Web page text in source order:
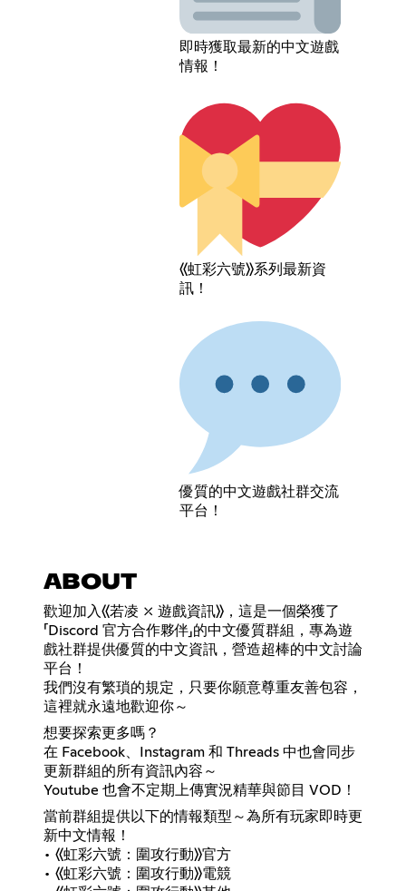
即時獲取最新的中文遊戲
情報！
《虹彩六號》系列最新資
訊！
優質的中文遊戲社群交流
平台！
ABOUT
歡迎加入《若凌 ⤫ 遊戲資訊》，這是一個榮獲了
「Discord 官方合作夥伴」的中文優質群組，專為遊
戲社群提供優質的中文資訊，營造超棒的中文討論
平台！
我們沒有繁瑣的規定，只要你願意尊重友善包容，
這裡就永遠地歡迎你～
想要探索更多嗎？
在 Facebook、Instagram 和 Threads 中也會同步
更新群組的所有資訊內容～
Youtube 也會不定期上傳實況精華與節目 VOD！
當前群組提供以下的情報類型～為所有玩家即時更
新中文情報！
• 《虹彩六號：圍攻行動》官方
• 《虹彩六號：圍攻行動》電競